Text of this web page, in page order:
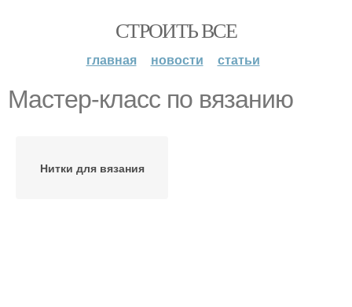
СТРОИТЬ ВСЕ
главная новости статьи
Мастер-класс по вязанию
Нитки для вязания